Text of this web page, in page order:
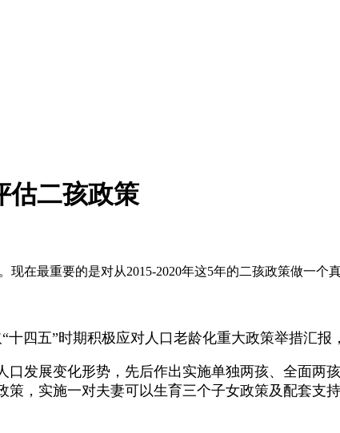
估二孩政策
在最重要的是对从2015-2020年这5年的二孩政策做一个
十四五”时期积极应对人口老龄化重大政策举措汇
展变化形势，先后作出实施单独两孩、全面两
，实施一对夫妻可以生育三个子女政策及配套支